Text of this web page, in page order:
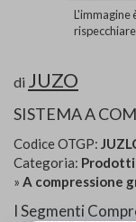
L'immagine
di JUZO
SISTEMA A
Codice OTGP:
Categoria:
» A compressione
I Segmenti